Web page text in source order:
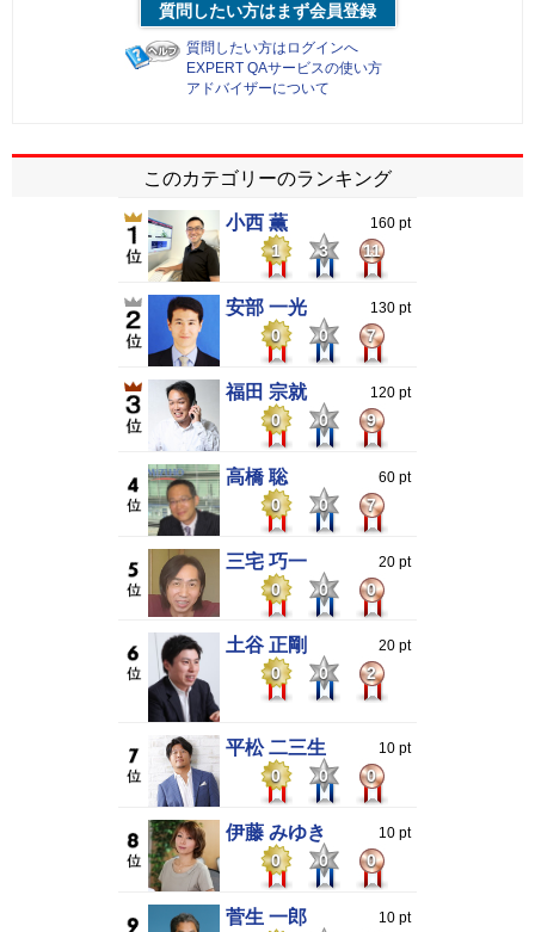
質問したい方はまず会員登録
質問したい方はログインへ
EXPERT QAサービスの使い方
アドバイザーについて
このカテゴリーのランキング
小西 薫 160 pt
1 3 11
安部 一光 130 pt
0 0 7
福田 宗就 120 pt
0 0 9
高橋 聡 60 pt
0 0 7
三宅 巧一 20 pt
0 0 0
土谷 正剛 20 pt
0 0 2
平松 二三生 10 pt
0 0 0
伊藤 みゆき 10 pt
0 0 0
菅生 一郎 10 pt